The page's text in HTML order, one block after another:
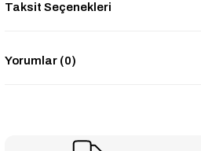
Taksit Seçenekleri
Yorumlar (0)